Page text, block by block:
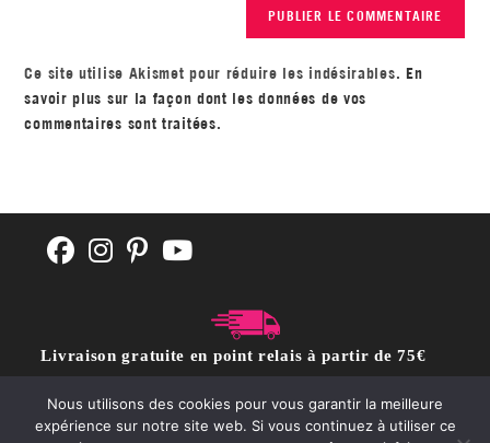
Ce site utilise Akismet pour réduire les indésirables. En
savoir plus sur la façon dont les données de vos
commentaires sont traitées.
Livraison gratuite en point relais à partir de 75€
Nous utilisons des cookies pour vous garantir la meilleure
expérience sur notre site web. Si vous continuez à utiliser ce